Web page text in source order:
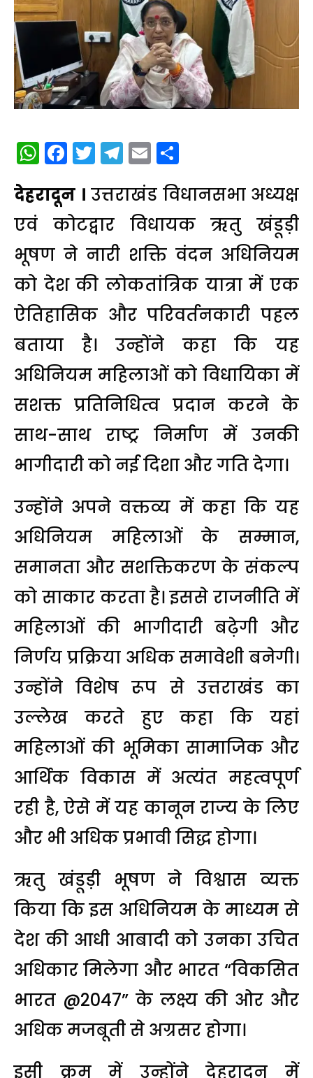
WhatsApp
Facebook
Twitter
Telegram
Email
देहरादून । उत्तराखंड विधानसभा अध्यक्ष
एवं कोटद्वार विधायकऋतु खंडूड़ी
भूषण ने नारी शक्ति वंदन अधिनियम
को देश की लोकतांत्रिक यात्रा में एक
ऐतिहासिक और परिवर्तनकारी पहल
बताया है। उन्होंने कहा कि यह
अधिनियम महिलाओं को विधायिका में
सशक्त प्रतिनिधित्व प्रदान करने के
साथ-साथ राष्ट्र निर्माण में उनकी
भागीदारी को नई दिशा और गति देगा।
उन्होंने अपने वक्तव्य में कहा कि यह
अधिनियम महिलाओं के सम्मान,
समानता और सशक्तिकरण के संकल्प
को साकार करता है। इससे राजनीति में
महिलाओं की भागीदारी बढ़ेगी और
निर्णय प्रक्रिया अधिक समावेशी बनेगी।
उन्होंने विशेष रूप से उत्तराखंड का
उल्लेख करते हुए कहा कि यहां
महिलाओं की भूमिका सामाजिक और
आर्थिक विकास में अत्यंत महत्वपूर्ण
रही है, ऐसे में यह कानून राज्य के लिए
और भी अधिक प्रभावी सिद्ध होगा।
ऋतु खंडूड़ी भूषणने विश्वास व्यक्त
किया कि इस अधिनियम के माध्यम से
देश की आधी आबादी को उनका उचित
अधिकार मिलेगा और भारत “विकसित
भारत @2047” के लक्ष्य की ओर और
अधिक मजबूती से अग्रसर होगा।
इसी क्रम में उन्होंने देहरादून में